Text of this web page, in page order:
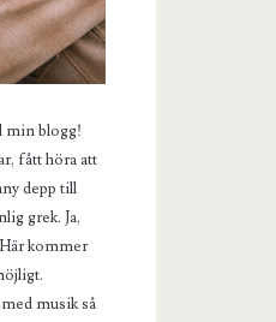
min blogg!
fått höra att
depp till
grek. Ja,
kommer
musik så